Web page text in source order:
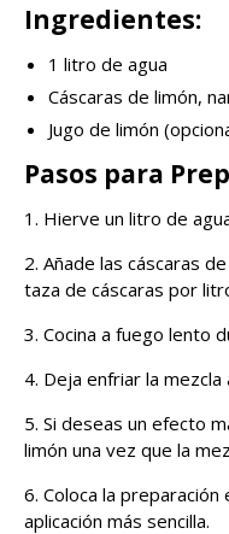
Ingredientes:
1 litro de agua
Cáscaras de limón,
Jugo de limón
Pasos para
1. Hierve un litro de
2. Añade las cáscaras
taza de cáscaras por
3. Cocina a fuego lento
4. Deja enfriar la
5. Si deseas un efecto
limón una vez que la
6. Coloca la
aplicación más sencilla.